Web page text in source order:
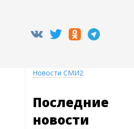
Новости СМИ2
Последние
новости